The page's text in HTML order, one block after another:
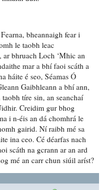
bheannaigh fear i
le taobh leac
bhruach Loch ‘Mhic an
mar a bhífaoi scáth a
háite é seo, Séamas Ó
Gaibhleann a bhí ann,
tíre sin, an seanchaí
Creidim gur bhog
i n-éis an dá chomhrá le
gairid. Ní raibh mé sa
ina ceo. Cé déarfas nach
scáth na gcrann ar an ard
mé an carr chun siúil aríst?